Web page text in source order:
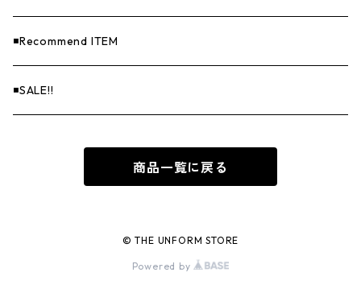
◾️Recommend ITEM
◾️SALE!!
商品一覧に戻る
© THE UNFORM STORE
Powered by